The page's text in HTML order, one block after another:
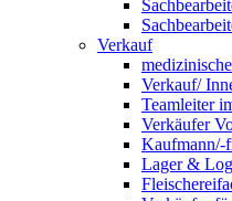
Verkauf
Verkauf/
Teamleiter
Verkäufer
Kaufmann/-
Lager &